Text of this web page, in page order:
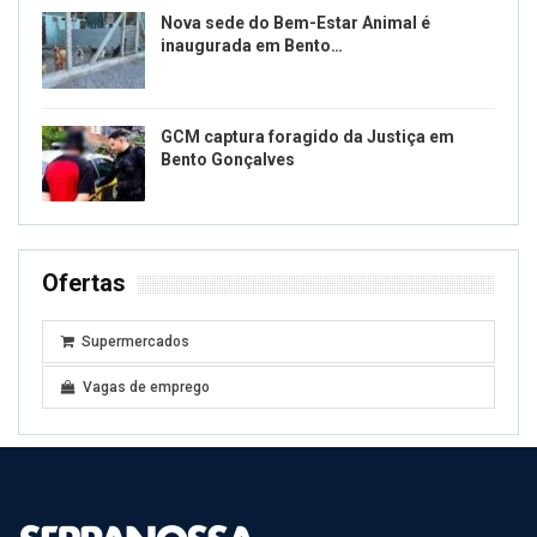
Nova sede do Bem-Estar Animal é
inaugurada em Bento…
GCM captura foragido da Justiça em
Bento Gonçalves
Ofertas
Supermercados
Vagas de emprego